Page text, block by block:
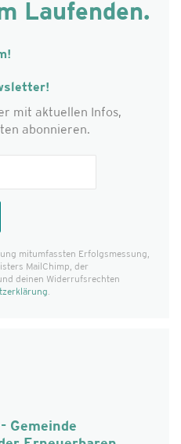
Laufenden.
mit aktuellen Infos,
abonnieren.
mitumfassten Erfolgs­messung,
MailChimp, der
deinen Widerrufsrechten
.
Gemeinde